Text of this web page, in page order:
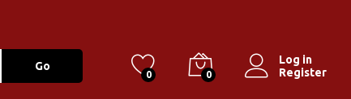
Go
0 0
Log in
Register